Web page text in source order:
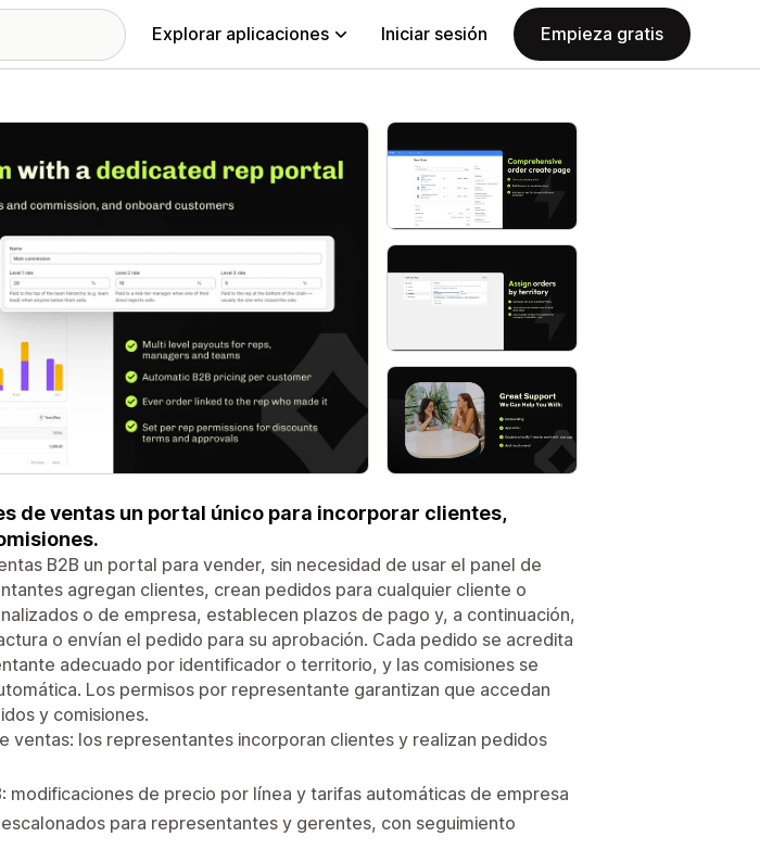
Explorar aplicaciones Iniciar sesión Empieza gratis
de ventas un portal único para incorporar clientes,
B2B un portal para vender, sin necesidad de usar el panel de
agregan clientes, crean pedidos para cualquier cliente o
o de empresa, establecen plazos de pago y, a continuación,
o envían el pedido para su aprobación. Cada pedido se acredita
adecuado por identificador o territorio, y las comisiones se
Los permisos por representante garantizan que accedan
y comisiones.
ventas: los representantes incorporan clientes y realizan pedidos
modificaciones de precio por línea y tarifas automáticas de empresa
para representantes y gerentes, con seguimiento